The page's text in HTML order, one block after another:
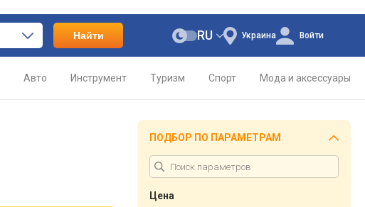
Найти Украина
RU Войти
Авто Инструмент Туризм Спорт Мода и аксессуары
ПОДБОР ПО ПАРАМЕТРАМ
Цена